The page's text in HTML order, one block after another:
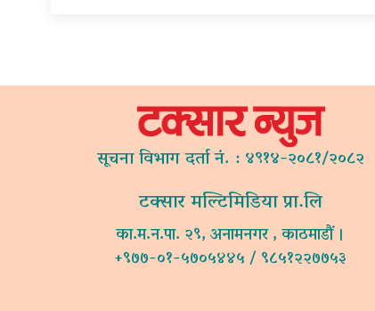
सूचना विभाग दर्ता नं. : ४९१४-२०८१/२०८२
टक्सार मल्टिमिडिया प्रा.लि
का.म.न.पा. २९, अनामनगर , काठमाडौं ।
+९७७-०१-५७०५४४५ / ९८५१२२७७५३